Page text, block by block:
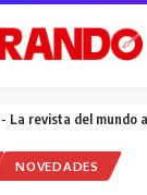
La revista del mundo
NOVEDADES